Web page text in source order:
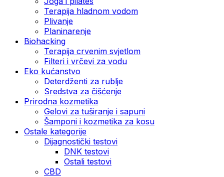
Terapija hladnom vodom
Plivanje
Planinarenje
Biohacking
Terapija crvenim svjetlom
Filteri i vrčevi za vodu
Eko kućanstvo
Deterdženti za rublje
Sredstva za čišćenje
Prirodna kozmetika
Gelovi za tuširanje i sapuni
Šamponi i kozmetika za kosu
Ostale kategorije
Dijagnostički testovi
DNK testovi
Ostali testovi
CBD